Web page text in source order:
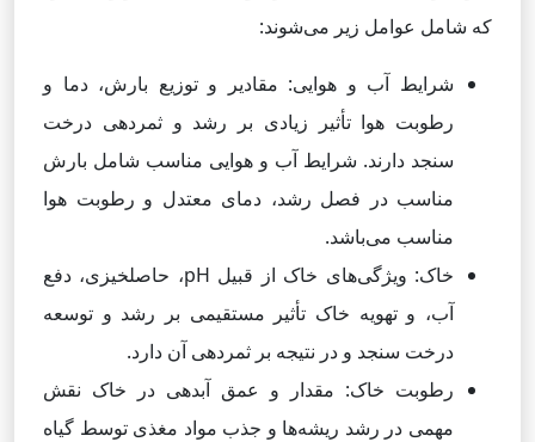
که شامل عوامل زیر می‌شوند:
شرایط آب و هوایی: مقادیر و توزیع بارش، دما و
رطوبت هوا تأثیر زیادی بر رشد و ثمردهی درخت
سنجد دارند. شرایط آب و هوایی مناسب شامل بارش
مناسب در فصل رشد، دمای معتدل و رطوبت هوا
مناسب می‌باشد.
خاک: ویژگی‌های خاک از قبیل pH، حاصلخیزی، دفع
آب، و تهویه خاک تأثیر مستقیمی بر رشد و توسعه
درخت سنجد و در نتیجه بر ثمردهی آن دارد.
رطوبت خاک: مقدار و عمق آبدهی در خاک نقش
مهمی در رشد ریشه‌ها و جذب مواد مغذی توسط گیاه